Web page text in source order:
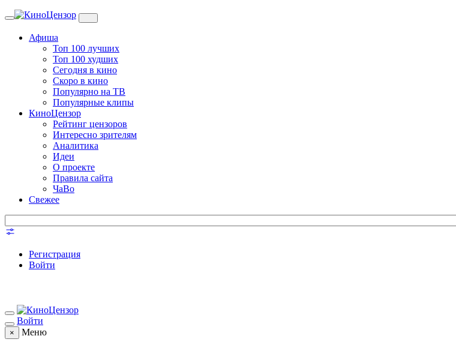
Toggle
Афиша
Топ 100 лучших
Топ 100 худших
Сегодня в кино
Скоро в кино
Популярно на ТВ
Популярные клипы
КиноЦензор
Рейтинг цензоров
Интересно зрителям
Аналитика
Идеи
О проекте
Правила сайта
ЧаВо
Свежее
Регистрация
Войти
Войти
× Меню